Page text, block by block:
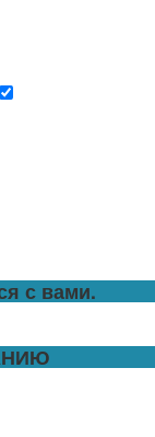
с вами.